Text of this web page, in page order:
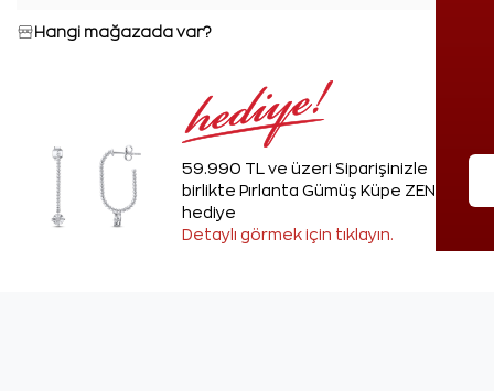
Hangi mağazada var?
59.990 TL ve üzeri Siparişinizle
birlikte Pırlanta Gümüş Küpe ZEN'den
hediye
Detaylı görmek için tıklayın.